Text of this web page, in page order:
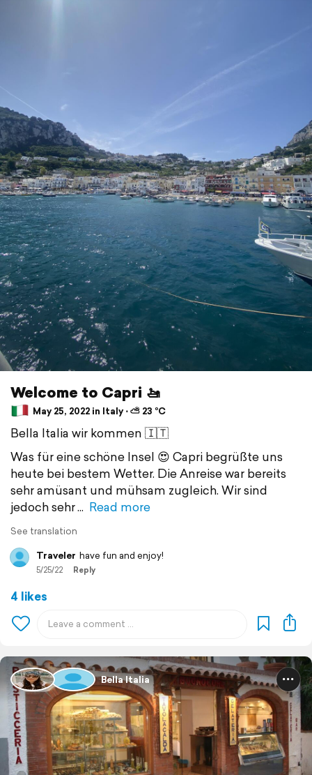
Welcome to Capri 🚤
May 25, 2022 in Italy ⋅ ⛅ 23 °C
Bella Italia wir kommen 🇮🇹
Was für eine schöne Insel 😍 Capri begrüßte uns
heute bei bestem Wetter. Die Anreise war bereits
sehr amüsant und mühsam zugleich. Wir sind
jedoch sehr
Read more
See translation
Traveler have fun and enjoy!
5/25/22 Reply
4 likes
Bella Italia